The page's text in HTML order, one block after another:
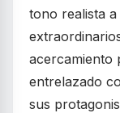
tono realista
acercamiento
entrelazado
sus